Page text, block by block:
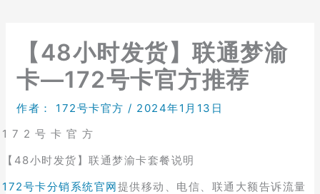
【48小时发货】联通梦渝
卡—172号卡官方推荐
作者： 172号卡官方 / 2024年1月13日
1 7 2 号 卡 官 方
【48小时发货】联通梦渝卡套餐说明
172号卡分销系统官网提供移动、电信、联通大额告诉流量